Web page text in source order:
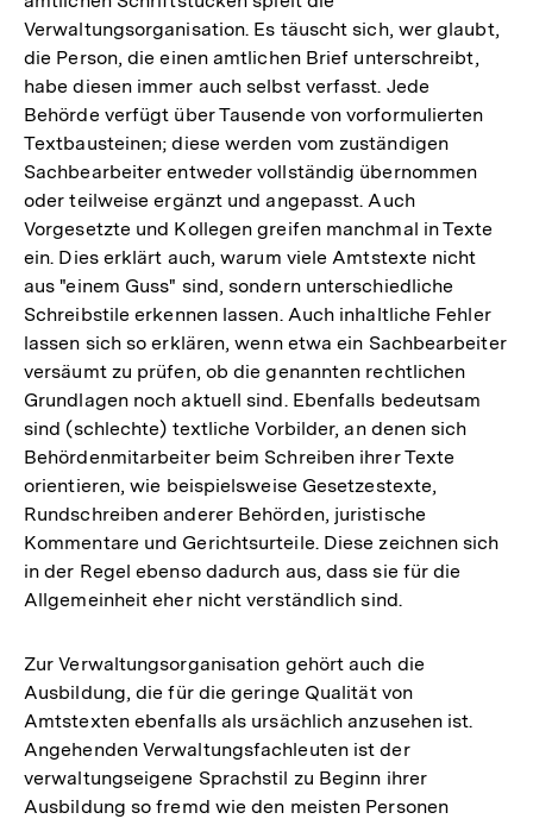
Verwaltungsorganisation. Es täuscht sich, wer glaubt,
die Person, die einen amtlichen Brief unterschreibt,
habe diesen immer auch selbst verfasst. Jede
Behörde verfügt über Tausende von vorformulierten
Textbausteinen; diese werden vom zuständigen
Sachbearbeiter entweder vollständig übernommen
oder teilweise ergänzt und angepasst. Auch
Vorgesetzte und Kollegen greifen manchmal in Texte
ein. Dies erklärt auch, warum viele Amtstexte nicht
aus "einem Guss" sind, sondern unterschiedliche
Schreibstile erkennen lassen. Auch inhaltliche Fehler
lassen sich so erklären, wenn etwa ein Sachbearbeiter
versäumt zu prüfen, ob die genannten rechtlichen
Grundlagen noch aktuell sind. Ebenfalls bedeutsam
sind (schlechte) textliche Vorbilder, an denen sich
Behördenmitarbeiter beim Schreiben ihrer Texte
orientieren, wie beispielsweise Gesetzestexte,
Rundschreiben anderer Behörden, juristische
Kommentare und Gerichtsurteile. Diese zeichnen sich
in der Regel ebenso dadurch aus, dass sie für die
Allgemeinheit eher nicht verständlich sind.
Zur Verwaltungsorganisation gehört auch die
Ausbildung, die für die geringe Qualität von
Amtstexten ebenfalls als ursächlich anzusehen ist.
Angehenden Verwaltungsfachleuten ist der
verwaltungseigene Sprachstil zu Beginn ihrer
Ausbildung so fremd wie den meisten Personen